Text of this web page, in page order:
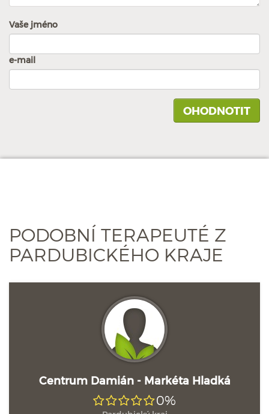
Vaše jméno
e-mail
PODOBNÍ TERAPEUTÉ Z
PARDUBICKÉHO KRAJE
Centrum Damián - Markéta Hladká
0%